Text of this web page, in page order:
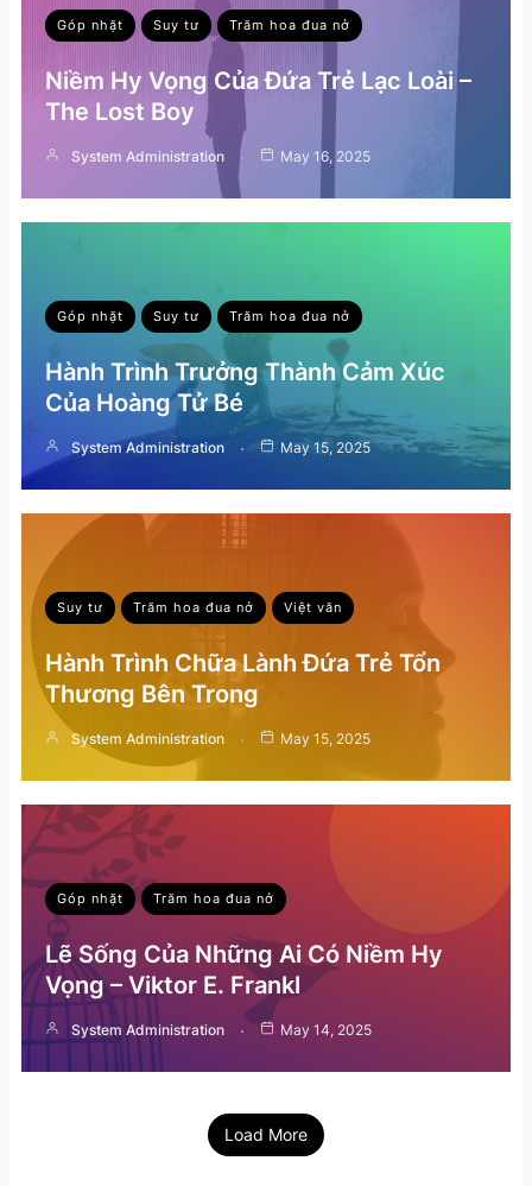
Góp nhặt Suy tư Trăm hoa đua nở
Niềm Hy Vọng Của Đứa Trẻ Lạc Loài –
The Lost Boy
System Administration May 16, 2025
Góp nhặt Suy tư Trăm hoa đua nở
Hành Trình Trưởng Thành Cảm Xúc
Của Hoàng Tử Bé
System Administration May 15, 2025
Suy tư Trăm hoa đua nở Việt văn
Hành Trình Chữa Lành Đứa Trẻ Tổn
Thương Bên Trong
System Administration May 15, 2025
Góp nhặt Trăm hoa đua nở
Lẽ Sống Của Những Ai Có Niềm Hy
Vọng – Viktor E. Frankl
System Administration May 14, 2025
Load More